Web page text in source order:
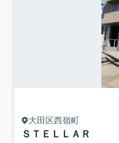
大田区西嶺町
ＳＴＥＬＬＡＲ